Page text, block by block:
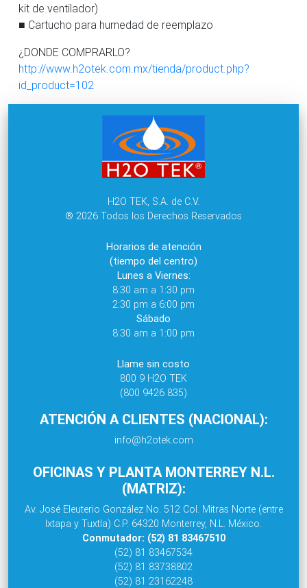
kit de ventilador)
■ Cartucho para humedad de reemplazo
¿DONDE COMPRARLO?
http://www.h2otek.com.mx/tienda/product.php?
id_product=102
H2O TEK, S.A. de C.V.
® 2026 Todos los Derechos Reservados
Horarios de atención
(tiempo del centro)
Lunes a Viernes:
8:30 am a 1:30 pm
2:30 pm a 6:00 pm
Sábado
8:30 am a 1:00 pm
Llame sin costo
800 9 H2O TEK
(800 9426 835)
ATENCIÓN A CLIENTES (NACIONAL):
info@h2otek.com
OFICINAS Y PLANTA MONTERREY N.L.
(MATRIZ):
Av. José Eleuterio González No. 512 Col. Mitras Norte (entre
Ixtapa y Tuxtla) C.P. 64320 Monterrey, N.L. México.
Conmutador: (52) 81 83467510
(52) 81 83467534
(52) 81 83738802
(52) 81 23162248